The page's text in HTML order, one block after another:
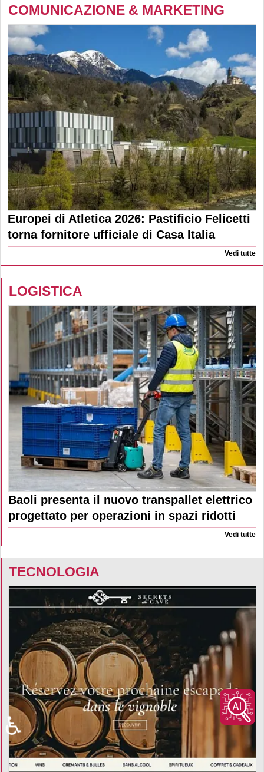
COMUNICAZIONE & MARKETING
Europei di Atletica 2026: Pastificio Felicetti
torna fornitore ufficiale di Casa Italia
Vedi tutte
LOGISTICA
Baoli presenta il nuovo transpallet elettrico
progettato per operazioni in spazi ridotti
Vedi tutte
TECNOLOGIA